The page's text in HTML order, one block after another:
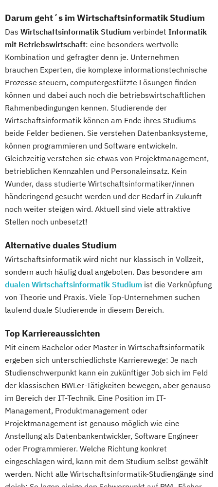
Darum geht´s im Wirtschaftsinformatik Studium
Das Wirtschaftsinformatik Studium verbindet Informatik
mit Betriebswirtschaft: eine besonders wertvolle
Kombination und gefragter denn je. Unternehmen
brauchen Experten, die komplexe informationstechnische
Prozesse steuern, computergestützte Lösungen finden
können und dabei auch noch die betriebswirtschaftlichen
Rahmenbedingungen kennen. Studierende der
Wirtschaftsinformatik können am Ende ihres Studiums
beide Felder bedienen. Sie verstehen Datenbanksysteme,
können programmieren und Software entwickeln.
Gleichzeitig verstehen sie etwas von Projektmanagement,
betrieblichen Kennzahlen und Personaleinsatz. Kein
Wunder, dass studierte Wirtschaftsinformatiker/innen
händeringend gesucht werden und der Bedarf in Zukunft
noch weiter steigen wird. Aktuell sind viele attraktive
Stellen noch unbesetzt!
Alternative duales Studium
Wirtschaftsinformatik wird nicht nur klassisch in Vollzeit,
sondern auch häufig dual angeboten. Das besondere am
dualen Wirtschaftsinformatik Studium ist die Verknüpfung
von Theorie und Praxis. Viele Top-Unternehmen suchen
laufend duale Studierende in diesem Bereich.
Top Karriereaussichten
Mit einem Bachelor oder Master in Wirtschaftsinformatik
ergeben sich unterschiedlichste Karrierewege: Je nach
Studienschwerpunkt kann ein zukünftiger Job sich im Feld
der klassischen BWLer-Tätigkeiten bewegen, aber genauso
im Bereich der IT-Technik. Eine Position im IT-
Management, Produktmanagement oder
Projektmanagement ist genauso möglich wie eine
Anstellung als Datenbankentwickler, Software Engineer
oder Programmierer. Welche Richtung konkret
eingeschlagen wird, kann mit dem Studium selbst gewählt
werden. Nicht alle Wirtschaftsinformatik-Studiengänge sind